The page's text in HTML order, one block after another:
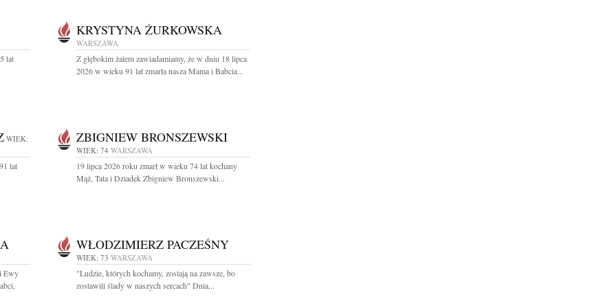
lat
KRYSTYNA ŻURKOWSKA
WARSZAWA
Z głębokim żalem zawiadamiamy, że w dniu 18 lipca
2026 w wieku 91 lat zmarła nasza Mama i Babcia...
WIEK:
lat
ZBIGNIEW BRONSZEWSKI
WIEK: 74 WARSZAWA
19 lipca 2026 roku zmarł w wieku 74 lat kochany
Mąż, Tata i Dziadek Zbigniew Bronszewski...
Ewy
WŁODZIMIERZ PACZEŚNY
WIEK: 73 WARSZAWA
"Ludzie, których kochamy, zostają na zawsze, bo
zostawili ślady w naszych sercach" Dnia...